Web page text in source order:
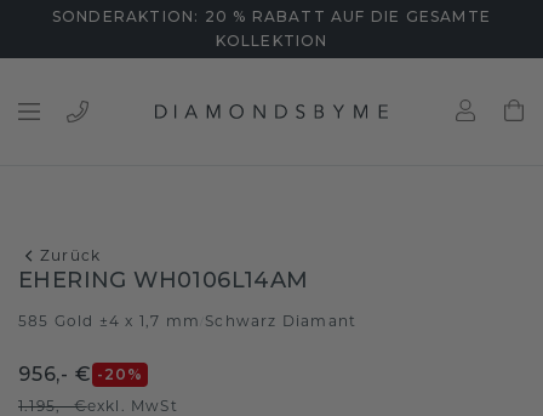
SONDERAKTION: 20 % RABATT AUF DIE GESAMTE
KOLLEKTION
Zurück
EHERING WH0106L14AM
585 Gold ±4 x 1,7 mm Schwarz Diamant
956,- € -20 %
1.195,- €exkl. MwSt